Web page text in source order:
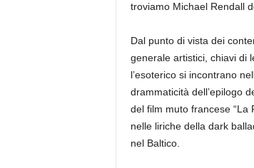
troviamo Michael Rendall
Dal punto di vista dei
generale artistici, chiavi di
l’esoterico si incontrano
drammaticità dell’epilogo
del film muto francese “La
nelle liriche della dark
nel Baltico.